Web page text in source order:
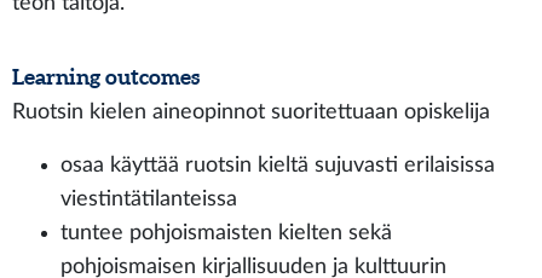
Learning outcomes
Ruotsin kielen aineopinnot suoritettuaan opiskelija
osaa käyttää ruotsin kieltä sujuvasti erilaisissa
viestintätilanteissa
tuntee pohjoismaisten kielten sekä
pohjoismaisen kirjallisuuden ja kulttuurin